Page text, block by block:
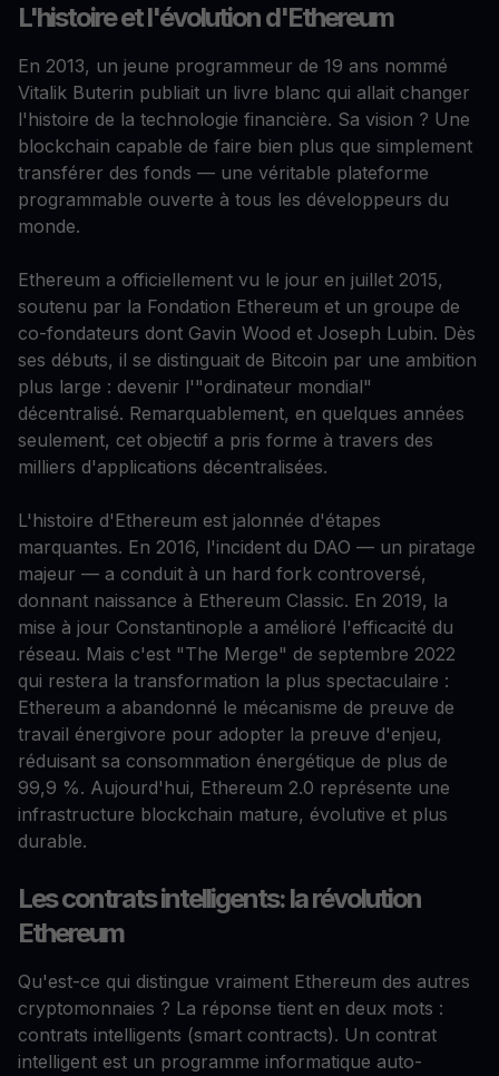
L'histoire et l'évolution d'Ethereum
En 2013, un jeune programmeur de 19 ans nommé
Vitalik Buterin publiait un livre blanc qui allait changer
l'histoire de la technologie financière. Sa vision ? Une
blockchain capable de faire bien plus que simplement
transférer des fonds — une véritable plateforme
programmable ouverte à tous les développeurs du
monde.
Ethereum a officiellement vu le jour en juillet 2015,
soutenu par la Fondation Ethereum et un groupe de
co-fondateurs dont Gavin Wood et Joseph Lubin. Dès
ses débuts, il se distinguait de Bitcoin par une ambition
plus large : devenir l'"ordinateur mondial"
décentralisé. Remarquablement, en quelques années
seulement, cet objectif a pris forme à travers des
milliers d'applications décentralisées.
L'histoire d'Ethereum est jalonnée d'étapes
marquantes. En 2016, l'incident du DAO — un piratage
majeur — a conduit à un hard fork controversé,
donnant naissance à Ethereum Classic. En 2019, la
mise à jour Constantinople a amélioré l'efficacité du
réseau. Mais c'est "The Merge" de septembre 2022
qui restera la transformation la plus spectaculaire :
Ethereum a abandonné le mécanisme de preuve de
travail énergivore pour adopter la preuve d'enjeu,
réduisant sa consommation énergétique de plus de
99,9 %. Aujourd'hui, Ethereum 2.0 représente une
infrastructure blockchain mature, évolutive et plus
durable.
Les contrats intelligents: la révolution
Ethereum
Qu'est-ce qui distingue vraiment Ethereum des autres
cryptomonnaies ? La réponse tient en deux mots :
contrats intelligents (smart contracts). Un contrat
intelligent est un programme informatique auto-